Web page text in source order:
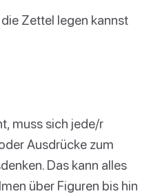
Zettel legen kannst
muss sich jede/r
Ausdrücke zum
Das kann alles
über Figuren bis hin